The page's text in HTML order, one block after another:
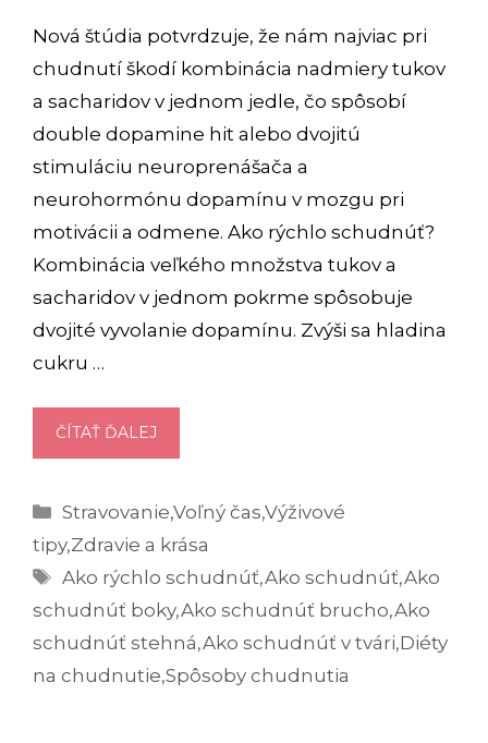
Nová štúdia potvrdzuje, že nám najviac pri
chudnutí škodí kombinácia nadmiery tukov
a sacharidov v jednom jedle, čo spôsobí
double dopamine hit alebo dvojitú
stimuláciu neuroprenášača a
neurohormónu dopamínu v mozgu pri
motivácii a odmene. Ako rýchlo schudnúť?
Kombinácia veľkého množstva tukov a
sacharidov v jednom pokrme spôsobuje
dvojité vyvolanie dopamínu. Zvýši sa hladina
cukru …
ČÍTAŤ ĎALEJ
RÝCHLO
BRUCHO,
BOKY
ALEBO
Kategórie
Stravovanie,Voľný čas,Výživové
tipy,Zdravie a krása
Značky
Ako rýchlo schudnúť,Ako schudnúť,Ako
schudnúť boky,Ako schudnúť brucho,Ako
schudnúť stehná,Ako schudnúť v tvári,Diéty
na chudnutie,Spôsoby chudnutia